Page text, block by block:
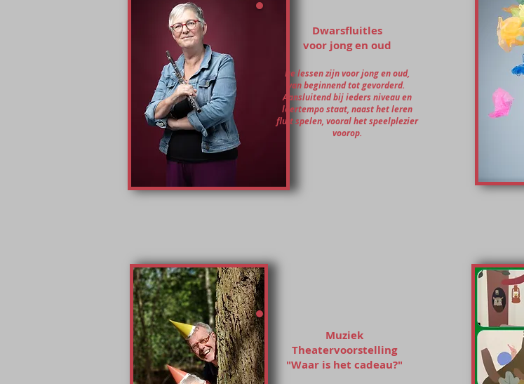
Dwarsfluitles
voor jong en oud
De lessen zijn voor jong en oud,
van beginnend tot gevorderd.
Aansluitend bij ieders niveau en
leertempo staat, naast het leren
fluit spelen, vooral het speelplezier
voorop.
Muziek
Theatervoorstelling
"Waar is het cadeau?"